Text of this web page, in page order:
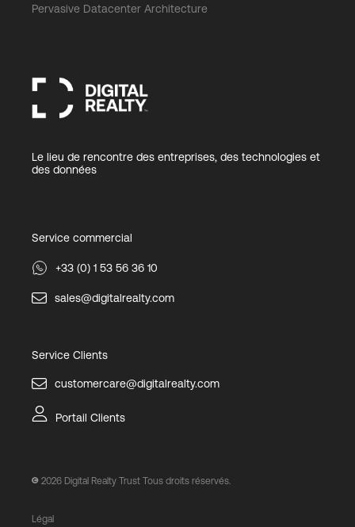
Pervasive Datacenter Architecture
Le lieu de rencontre des entreprises, des technologies et
des données
Service commercial
+33 (0) 1 53 56 36 10
sales@digitalrealty.com
Service Clients
customercare@digitalrealty.com
Portail Clients
2026 Digital Realty Trust Tous droits réservés.
Légal